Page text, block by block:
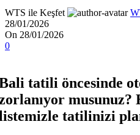
WTS ile Keşfet
28/01/2026
On 28/01/2026
0
tatili öncesinde
tatilinizi